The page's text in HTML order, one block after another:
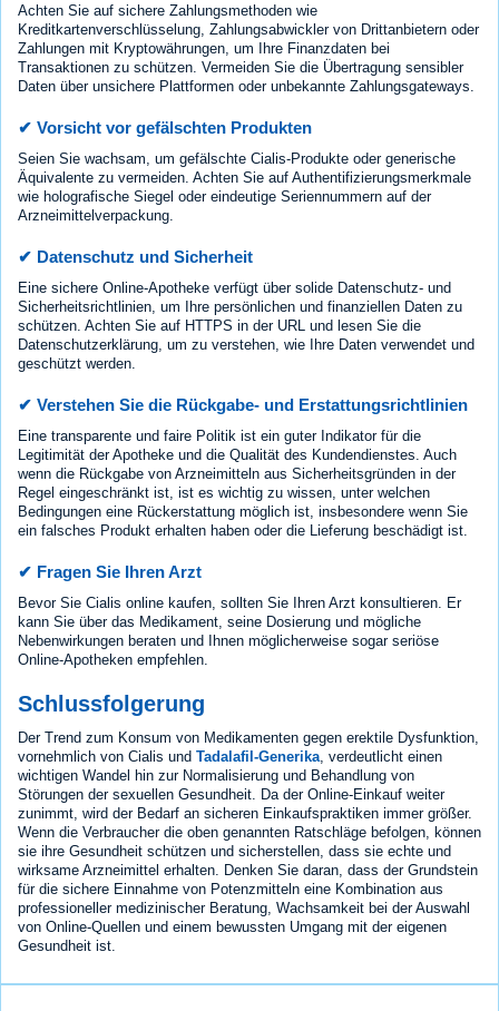
Achten Sie auf sichere Zahlungsmethoden wie
Kreditkartenverschlüsselung, Zahlungsabwickler von Drittanbietern oder
Zahlungen mit Kryptowährungen, um Ihre Finanzdaten bei
Transaktionen zu schützen. Vermeiden Sie die Übertragung sensibler
Daten über unsichere Plattformen oder unbekannte Zahlungsgateways.
✔ Vorsicht vor gefälschten Produkten
Seien Sie wachsam, um gefälschte Cialis-Produkte oder generische
Äquivalente zu vermeiden. Achten Sie auf Authentifizierungsmerkmale
wie holografische Siegel oder eindeutige Seriennummern auf der
Arzneimittelverpackung.
✔ Datenschutz und Sicherheit
Eine sichere Online-Apotheke verfügt über solide Datenschutz- und
Sicherheitsrichtlinien, um Ihre persönlichen und finanziellen Daten zu
schützen. Achten Sie auf HTTPS in der URL und lesen Sie die
Datenschutzerklärung, um zu verstehen, wie Ihre Daten verwendet und
geschützt werden.
✔ Verstehen Sie die Rückgabe- und Erstattungsrichtlinien
Eine transparente und faire Politik ist ein guter Indikator für die
Legitimität der Apotheke und die Qualität des Kundendienstes. Auch
wenn die Rückgabe von Arzneimitteln aus Sicherheitsgründen in der
Regel eingeschränkt ist, ist es wichtig zu wissen, unter welchen
Bedingungen eine Rückerstattung möglich ist, insbesondere wenn Sie
ein falsches Produkt erhalten haben oder die Lieferung beschädigt ist.
✔ Fragen Sie Ihren Arzt
Bevor Sie Cialis online kaufen, sollten Sie Ihren Arzt konsultieren. Er
kann Sie über das Medikament, seine Dosierung und mögliche
Nebenwirkungen beraten und Ihnen möglicherweise sogar seriöse
Online-Apotheken empfehlen.
Schlussfolgerung
Der Trend zum Konsum von Medikamenten gegen erektile Dysfunktion,
vornehmlich von Cialis und Tadalafil-Generika , verdeutlicht einen
wichtigen Wandel hin zur Normalisierung und Behandlung von
Störungen der sexuellen Gesundheit. Da der Online-Einkauf weiter
zunimmt, wird der Bedarf an sicheren Einkaufspraktiken immer größer.
Wenn die Verbraucher die oben genannten Ratschläge befolgen, können
sie ihre Gesundheit schützen und sicherstellen, dass sie echte und
wirksame Arzneimittel erhalten. Denken Sie daran, dass der Grundstein
für die sichere Einnahme von Potenzmitteln eine Kombination aus
professioneller medizinischer Beratung, Wachsamkeit bei der Auswahl
von Online-Quellen und einem bewussten Umgang mit der eigenen
Gesundheit ist.